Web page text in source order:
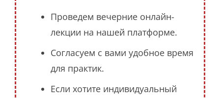
Проведем вечерние онлайн-
лекции на нашей платформе.
Согласуем с вами удобное время
для практик.
Если хотите индивидуальный